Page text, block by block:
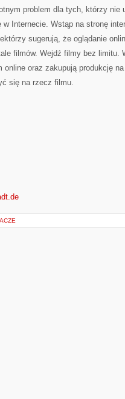
problem dla tych, którzy nie
w Internecie. Wstąp na stronę
sugerują, że oglądanie
filmów. Wejdź filmy bez limitu.
oraz zakupują produkcję
się na rzecz filmu.